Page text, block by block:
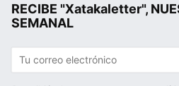
RECIBE "Xatakaletter",
SEMANAL